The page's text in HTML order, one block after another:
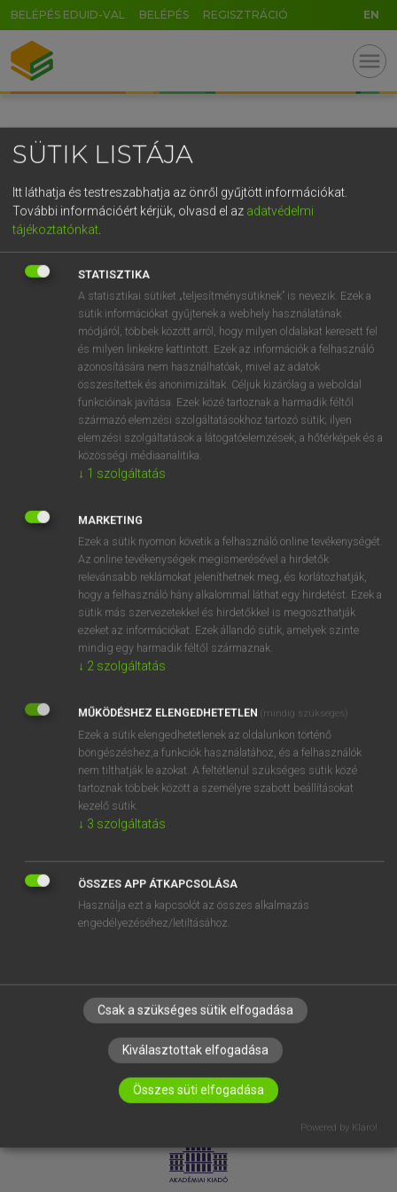
BELÉPÉS EDUID-VAL BELÉPÉS REGISZTRÁCIÓ EN
menu
OOOOPS!
SZOTAR.NET APPLIKÁCIÓ
MICROSOFT OFFICE BŐVÍTMÉNY
BEÉPÜLŐ SZÓTÁRMODUL
ONLINE NYELVVIZSGA
EGYÉNI FELHASZNÁLÓKNAK
TANULÓKNAK
OKTATÁSI INTÉZMÉNYEKNEK
VÁLLALATI MEGOLDÁSOK
RÓLUNK
ELÉRHETŐSÉG
SÜTI BEÁLLÍTÁSOK
LICENCSZERZŐDÉS ADATVÉDELEM
SÜTIK LISTÁJA
Itt láthatja és testreszabhatja az önről gyűjtött információkat.
További információért kérjük, olvasd el az adatvédelmi
tájékoztatónkat
STATISZTIKA
A statisztikai sütiket „teljesítménysütiknek” is nevezik. Ezek a
sütik információkat gyűjtenek a webhely használatának
módjáról, többek között arról, hogy milyen oldalakat keresett fel
és milyen linkekre kattintott. Ezek az információk a felhasználó
azonosítására nem használhatóak, mivel az adatok
összesítettek és anonimizáltak. Céljuk kizárólag a weboldal
funkcióinak javítása. Ezek közé tartoznak a harmadik féltől
származó elemzési szolgáltatásokhoz tartozó sütik; ilyen
elemzési szolgáltatások a látogatóelemzések, a hőtérképek és a
közösségi médiaanalitika.
↓ 1 szolgáltatás
MARKETING
Ezek a sütik nyomon követik a felhasználó online tevékenységét.
Az online tevékenységek megismerésével a hirdetők
relevánsabb reklámokat jeleníthetnek meg, és korlátozhatják,
hogy a felhasználó hány alkalommal láthat egy hirdetést. Ezek a
sütik más szervezetekkel és hirdetőkkel is megoszthatják
ezeket az információkat. Ezek állandó sütik, amelyek szinte
mindig egy harmadik féltől származnak.
↓ 2 szolgáltatás
MŰKÖDÉSHEZ ELENGEDHETETLEN (mindig szükséges)
Ezek a sütik elengedhetetlenek az oldalunkon történő
böngészéshez,a funkciók használatához, és a felhasználók
nem tilthatják le azokat. A feltétlenül szükséges sütik közé
tartoznak többek között a személyre szabott beállításokat
kezelő sütik.
↓ 3 szolgáltatás
ÖSSZES APP ÁTKAPCSOLÁSA
Használja ezt a kapcsolót az összes alkalmazás
engedélyezéséhez/letiltásához.
Csak a szükséges sütik elfogadása
Kiválasztottak elfogadása
Összes süti elfogadása
Powered by Klaro!
GR
5
g h k l
v b n m , . - AltGr